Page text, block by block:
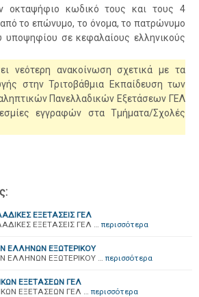
οκταψήφιο κωδικό τους και τους 4
το επώνυμο, το όνομα, το πατρώνυμο
υποψηφίου σε κεφαλαίους ελληνικούς
νεότερη ανακοίνωση σχετικά με τα
στην Τριτοβάθμια Εκπαίδευση των
Πανελλαδικών Εξετάσεων ΓΕΛ
εγγραφών στα Τμήματα/Σχολές
ΕΞΕΤΑΣΕΙΣ ΓΕΛ
ΕΞΕΤΑΣΕΙΣ ΓΕΛ … περισσότερα
ΕΛΛΗΝΩΝ ΕΞΩΤΕΡΙΚΟΥ
ΕΛΛΗΝΩΝ ΕΞΩΤΕΡΙΚΟΥ … περισσότερα
ΕΞΕΤΑΣΕΩΝ ΓΕΛ
ΕΞΕΤΑΣΕΩΝ ΓΕΛ … περισσότερα